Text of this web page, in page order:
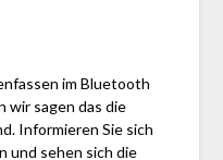
im Bluetooth
wir sagen das die
Informieren Sie sich
und sehen sich die